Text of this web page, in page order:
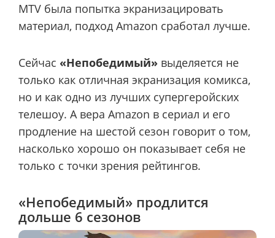
MTV была попытка экранизацировать
материал, подход Amazon сработал лучше.
Сейчас «Непобедимый» выделяется не
только как отличная экранизация комикса,
но и как одно из лучших супергеройских
телешоу. А вера Amazon в сериал и его
продление на шестой сезон говорит о том,
насколько хорошо он показывает себя не
только с точки зрения рейтингов.
«Непобедимый» продлится
дольше 6 сезонов